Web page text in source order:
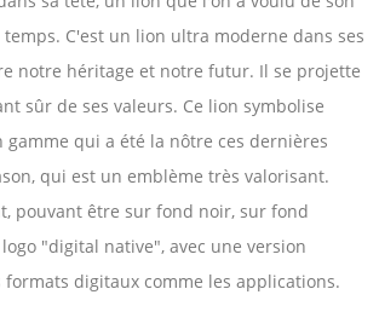
C'est un lion ultra moderne dans ses
notre héritage et notre futur. Il se projette
sûr de ses valeurs. Ce lion symbolise
gamme qui a été la nôtre ces dernières
qui est un emblème très valorisant.
pouvant être sur fond noir, sur fond
"digital native", avec une version
digitaux comme les applications.